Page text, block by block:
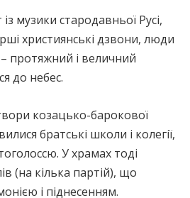
музики стародавньої Русі,
християнські дзвони, люди
протяжний і величний
до небес.
козацько-барокової
братські школи і колегії,
У храмах тоді
(на кілька партій), що
і піднесенням.